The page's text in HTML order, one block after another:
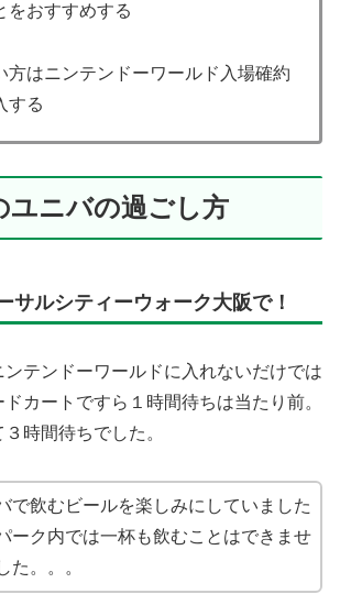
をおすすめする
方はニンテンドーワールド入場確約
する
ユニバの過ごし方
サルシティーウォーク大阪で！
テンドーワールドに入れないだけでは
カートですら１時間待ちは当たり前。
時間待ちでした。
で飲むビールを楽しみにしていました
ーク内では一杯も飲むことはできませ
た。。。